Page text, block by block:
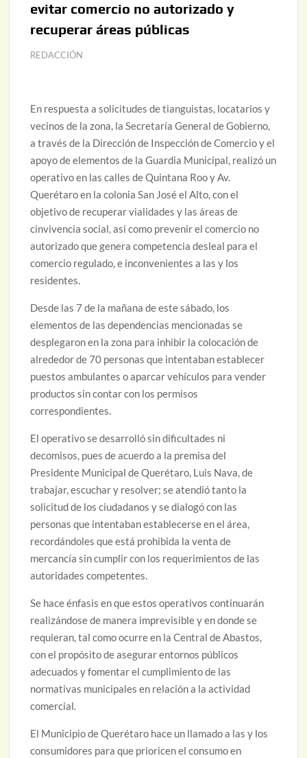
evitar comercio no autorizado y
recuperar áreas públicas
REDACCIÓN
En respuesta a solicitudes de tianguistas, locatarios y
vecinos de la zona, la Secretaría General de Gobierno,
a través de la Dirección de Inspección de Comercio y el
apoyo de elementos de la Guardia Municipal, realizó un
operativo en las calles de Quintana Roo y Av.
Querétaro en la colonia San José el Alto, con el
objetivo de recuperar vialidades y las áreas de
cinvivencia social, asi como prevenir el comercio no
autorizado que genera competencia desleal para el
comercio regulado, e inconvenientes a las y los
residentes.
Desde las 7 de la mañana de este sábado, los
elementos de las dependencias mencionadas se
desplegaron en la zona para inhibir la colocación de
alrededor de 70 personas que intentaban establecer
puestos ambulantes o aparcar vehículos para vender
productos sin contar con los permisos
correspondientes.
El operativo se desarrolló sin dificultades ni
decomisos, pues de acuerdo a la premisa del
Presidente Municipal de Querétaro, Luis Nava, de
trabajar, escuchar y resolver; se atendió tanto la
solicitud de los ciudadanos y se dialogó con las
personas que intentaban establecerse en el área,
recordándoles que está prohibida la venta de
mercancía sin cumplir con los requerimientos de las
autoridades competentes.
Se hace énfasis en que estos operativos continuarán
realizándose de manera imprevisible y en donde se
requieran, tal como ocurre en la Central de Abastos,
con el propósito de asegurar entornos públicos
adecuados y fomentar el cumplimiento de las
normativas municipales en relación a la actividad
comercial.
El Municipio de Querétaro hace un llamado a las y los
consumidores para que prioricen el consumo en